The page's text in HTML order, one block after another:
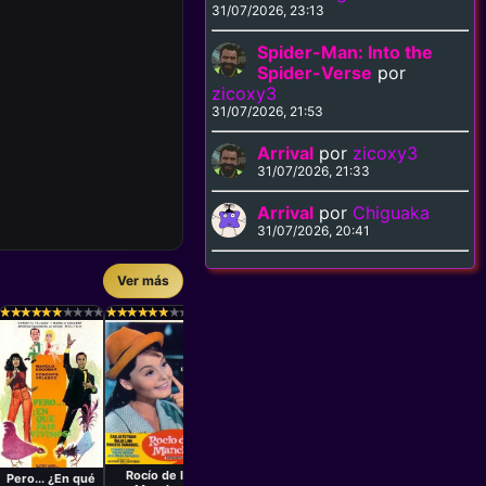
Ver más
★
★★
★★
★★
★★
★★
★★
★★
★★
★★
★
Película
José Luis
Sáenz de
Heredia
Pero... ¿En qué
★
★★
★★
★★
★★
★★
★★
★★
★
Película
Luis Lucia
Rocío de la
31/07/2026, 23:13
Spider-Man: Into the
Spider-Verse por
zicoxy3
31/07/2026, 21:53
Arrival por zicoxy3
31/07/2026, 21:33
Arrival por Chiguaka
31/07/2026, 20:41